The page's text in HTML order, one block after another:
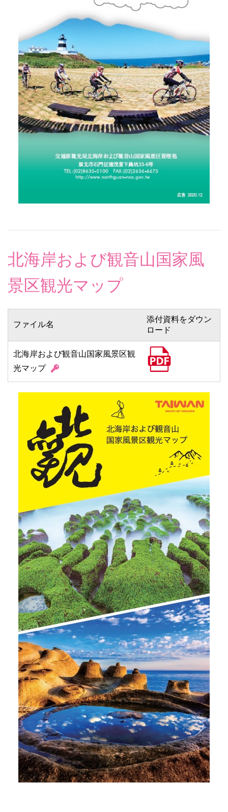
北海岸および観音山国家風
景区観光マップ
ファイル名
添付資料をダウン
ロード
北海岸および観音山国家風景区観
光マップ